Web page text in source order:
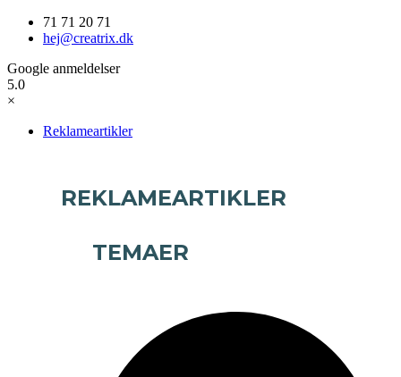
71 71 20 71
hej@creatrix.dk
Google anmeldelser
5.0
×
Reklameartikler
REKLAMEARTIKLER
TEMAER